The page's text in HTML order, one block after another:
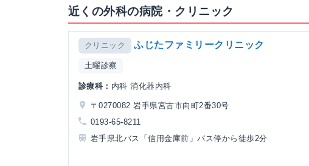
近くの外科の病院・クリニック
クリニック ふじたファミリークリニック
土曜診察
診療科： 内科 消化器内科
〒0270082 岩手県宮古市向町2番30号
0193-65-8211
岩手県北バス「信用金庫前」バス停から徒歩2分